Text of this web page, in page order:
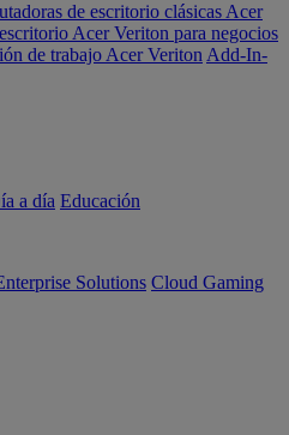
de escritorio clásicas Acer
Acer Veriton para negocios
de trabajo Acer Veriton Add-In-
a día Educación
Solutions Cloud Gaming